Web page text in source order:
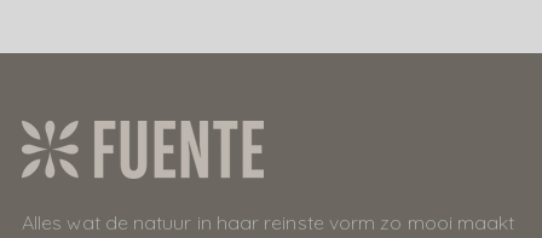
Alles wat de natuur in haar reinste vorm zo mooi maakt